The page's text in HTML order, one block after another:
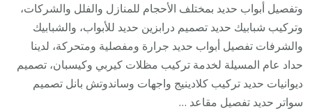
وتفصيل أبواب حديد بمختلف الأحجام للمنازل والفلل والشركات،
وتركيب شبابيك حديد تصميم درابزين حديد للأبواب، والشبابيك
والشرفات تفصيل أبواب حديد جرارة ومفصلية ومتحركة، لدينا
حداد عام المسيلة لخدمة تركيب مظلات كيربي وكيسبان، تصميم
ديوانيات حديد تركيب كلادينيج واجهات وساندوتش بانل تصميم
سواتر حديد تفصيل مقاعد …